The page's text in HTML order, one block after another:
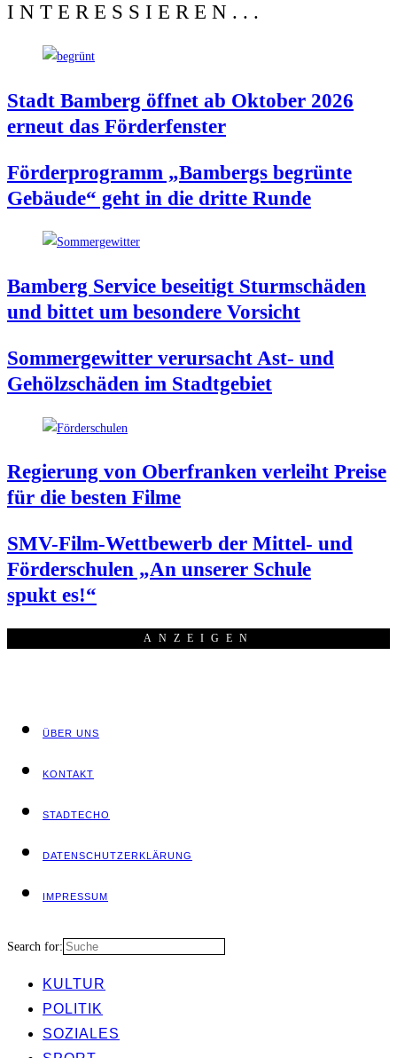
INTERESSIEREN...
Stadt Bam­berg öff­net ab Okto­ber 2026
erneut das Förderfenster
För­der­pro­gramm „Bam­bergs begrün­te
Gebäu­de“ geht in die drit­te Runde
Bam­berg Ser­vice besei­tigt Sturm­schä­den
und bit­tet um beson­de­re Vorsicht
Som­mer­ge­wit­ter ver­ur­sacht Ast- und
Gehölz­schä­den im Stadtgebiet
Regie­rung von Ober­fran­ken ver­leiht Prei­se
für die bes­ten Filme
SMV-Film-Wett­be­werb der Mit­tel- und
För­der­schu­len „An unse­rer Schu­le
spukt es!“
ANZEI­GEN
ÜBER UNS
KON­TAKT
STADT­ECHO
DATEN­SCHUTZ­ER­KLÄ­RUNG
IMPRES­SUM
Search for:
KUL­TUR
POLI­TIK
SOZIA­LES